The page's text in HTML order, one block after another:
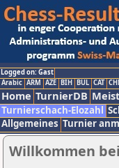
Logged on: Gast
Arabic ARM AZE BIH BUL CAT
Home TurnierDB
Turnierschach-Elozahl
Allgemeines Turnier
Willkommen